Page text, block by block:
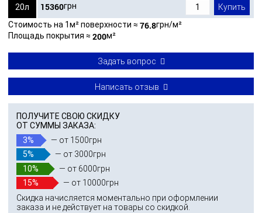
20л 15360грн
Купить
Стоимость на 1м² поверхности ≈ 76.8грн/м²
Площадь покрытия ≈ 200м²
Задать вопрос
Написать отзыв
ПОЛУЧИТЕ СВОЮ СКИДКУ
ОТ СУММЫ ЗАКАЗА:
3%
— от 1500грн
5%
— от 3000грн
10%
— от 6000грн
15%
— от 10000грн
Скидка начисляется моментально при оформлении
заказа и не действует на товары со скидкой.